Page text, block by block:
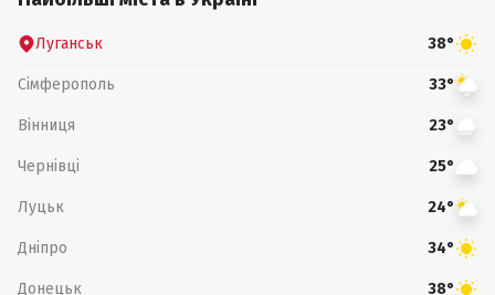
Луганськ 38°
Сімферополь 33°
Вінниця 23°
Чернівці 25°
Луцьк 24°
Дніпро 34°
Донецьк 38°